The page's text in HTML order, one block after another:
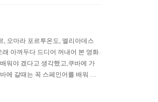
, 오마라 포르투온도, 엘리아데스
아껴두다 드디어 꺼내어 본 영화.
워야 겠다고 생각했고,쿠바에 가
에 갈때는 꼭 스페인어를 배워 가
하고 생각했다. 어..